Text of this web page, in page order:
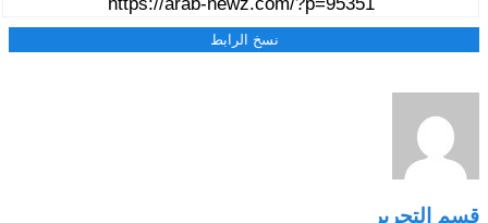
نسخ الرابط
قسم التحرير